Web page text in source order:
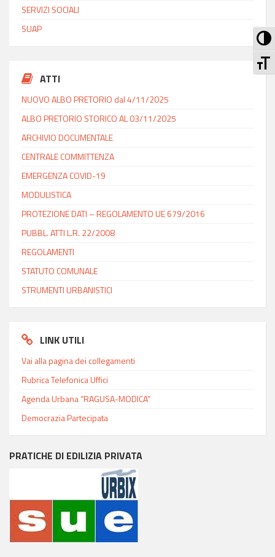
SERVIZI SOCIALI
SUAP
ATTI
NUOVO ALBO PRETORIO dal 4/11/2025
ALBO PRETORIO STORICO AL 03/11/2025
ARCHIVIO DOCUMENTALE
CENTRALE COMMITTENZA
EMERGENZA COVID-19
MODULISTICA
PROTEZIONE DATI – REGOLAMENTO UE 679/2016
PUBBL. ATTI L.R. 22/2008
REGOLAMENTI
STATUTO COMUNALE
STRUMENTI URBANISTICI
LINK UTILI
Vai alla pagina dei collegamenti
Rubrica Telefonica Uffici
Agenda Urbana “RAGUSA-MODICA”
Democrazia Partecipata
PRATICHE DI EDILIZIA PRIVATA